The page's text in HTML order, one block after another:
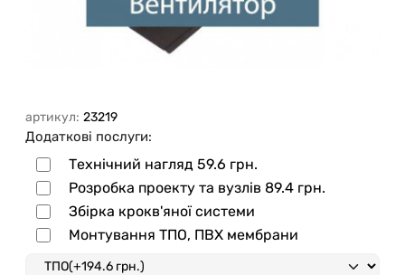
артикул: 23219
Додаткові послуги:
Технічний нагляд 59.6 грн.
Розробка проекту та вузлів 89.4 грн.
Збірка крокв'яної системи
Монтування ТПО, ПВХ мембрани